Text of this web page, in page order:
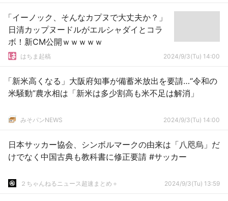
「イーノック、そんなカプヌで大丈夫か？」
日清カップヌードルがエルシャダイとコラ
ボ！新CM公開ｗｗｗｗｗ
はちま起稿 2024/9/3(Tu) 14:00
「新米高くなる」大阪府知事が備蓄米放出を要請…“令和の
米騒動”農水相は「新米は多少割高も米不足は解消」
みそパンNEWS 2024/9/3(Tu) 14:00
日本サッカー協会、シンボルマークの由来は「八咫烏」だ
けでなく中国古典も教科書に修正要請 #サッカー
２ちゃんねるニュース超速まとめ＋ 2024/9/3(Tu) 13:59